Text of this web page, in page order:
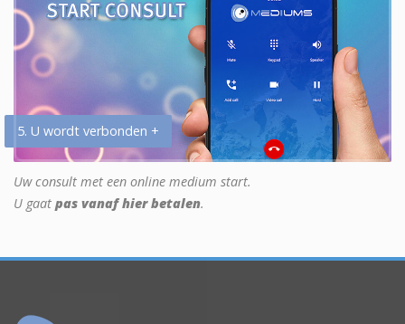
5. U wordt verbonden +
Uw consult met een online medium start.
U gaat pas vanaf hier betalen.